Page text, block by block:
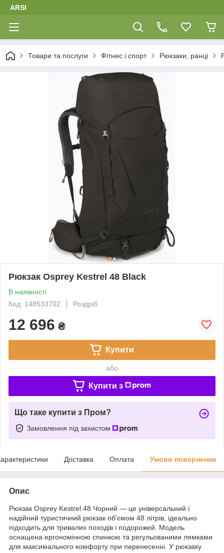
ARSI
Товари та послуги Фітнес і спорт Рюкзаки, ранці
Рюкзак Osprey Kestrel 48 Black
В наявності
Код: 148533702
Роздріб
12 696 ₴
Купити
або
Купити з
Що таке купити з Пром?
Замовлення під захистом
Доставка Оплата Умови повернення
Опис
Рюкзак Osprey Kestrel 48 Чорний — це універсальний і
надійний туристичний рюкзак об'ємом 48 літрів, ідеально
підходить для тривалих походів і подорожей. Модель
оснащена ергономічною спинкою та регульованими лямками
для максимального комфорту при перенесенні. У рюкзаку